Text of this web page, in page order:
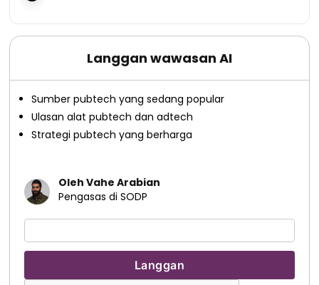
Langgan wawasan AI
Sumber pubtech yang sedang popular
Ulasan alat pubtech dan adtech
Strategi pubtech yang berharga
Oleh Vahe Arabian
Pengasas di SODP